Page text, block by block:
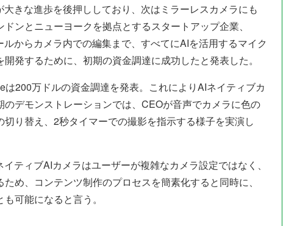
きな進歩を後押ししており、次はミラーレスカメラにも
ンとニューヨークを拠点とするスタートアップ企業、
からカメラ内での編集まで、すべてにAIを活用するマイク
発するために、初期の資金調達に成功したと発表した。
200万ドルの資金調達を発表。これによりAIネイティブカ
のデモンストレーションでは、CEOが音声でカメラに色の
り替え、2秒タイマーでの撮影を指示する様子を実演し
ティブAIカメラはユーザーが複雑なカメラ設定ではなく、
め、コンテンツ制作のプロセスを簡素化すると同時に、
可能になると言う。